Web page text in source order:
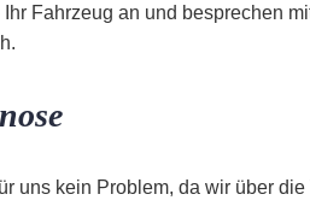
Fahrzeug an und besprechen
uns kein Problem, da wir über die